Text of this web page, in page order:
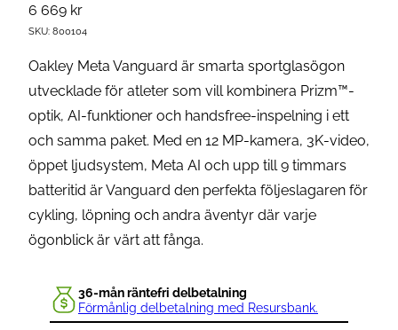
6 669 kr
SKU: 800104
Oakley Meta Vanguard är smarta sportglasögon
utvecklade för atleter som vill kombinera Prizm™-
optik, AI-funktioner och handsfree-inspelning i ett
och samma paket. Med en 12 MP-kamera, 3K-video,
öppet ljudsystem, Meta AI och upp till 9 timmars
batteritid är Vanguard den perfekta följeslagaren för
cykling, löpning och andra äventyr där varje
ögonblick är värt att fånga.
36-mån räntefri delbetalning
Förmånlig delbetalning med Resursbank.